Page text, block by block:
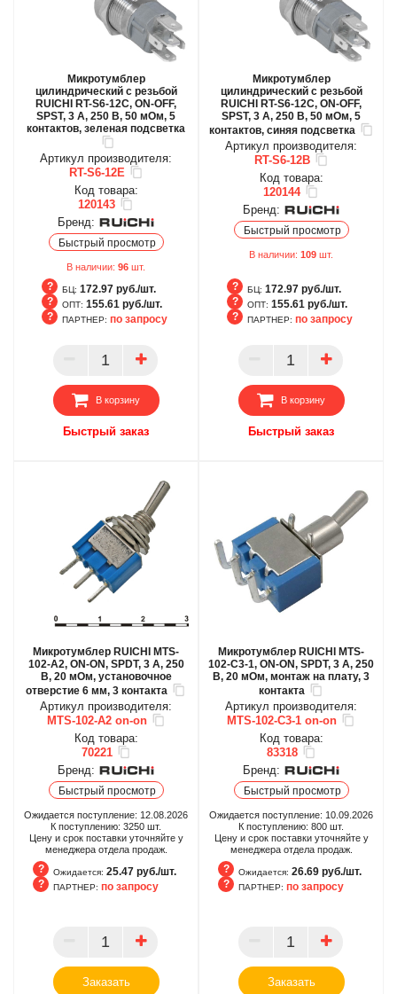
Микротумблер
цилиндрический с резьбой
RUICHI RT-S6-12C, ON-OFF,
SPST, 3 А, 250 В, 50 мОм, 5
контактов, зеленая подсветка
Артикул производителя:
RT-S6-12E
Код товара:
120143
Бренд:
Быстрый просмотр
В наличии: 96 шт.
БЦ: 172.97 руб./шт.
ОПТ: 155.61 руб./шт.
ПАРТНЕР
ПАРТНЕР: по запросу
В корзину
Быстрый заказ
Микротумблер
цилиндрический с резьбой
RUICHI RT-S6-12C, ON-OFF,
SPST, 3 А, 250 В, 50 мОм, 5
контактов, синяя подсветка
Артикул производителя:
RT-S6-12B
Код товара:
120144
Бренд:
Быстрый просмотр
В наличии: 109 шт.
БЦ: 172.97 руб./шт.
ОПТ: 155.61 руб./шт.
ПАРТНЕР
ПАРТНЕР: по запросу
В корзину
Быстрый заказ
Микротумблер RUICHI MTS-
102-A2, ON-ON, SPDT, 3 А, 250
В, 20 мОм, установочное
отверстие 6 мм, 3 контакта
Артикул производителя:
MTS-102-A2 on-on
Код товара:
70221
Бренд:
Быстрый просмотр
Ожидается поступление: 12.08.2026
К поступлению: 3250 шт.
Цену и срок поставки уточняйте у
менеджера отдела продаж.
Ожидается: 25.47 руб./шт.
ПАРТНЕР: по запросу
Заказать
Микротумблер RUICHI MTS-
102-C3-1, ON-ON, SPDT, 3 А, 250
В, 20 мОм, монтаж на плату, 3
контакта
Артикул производителя:
MTS-102-C3-1 on-on
Код товара:
83318
Бренд:
Быстрый просмотр
Ожидается поступление: 10.09.2026
К поступлению: 800 шт.
Цену и срок поставки уточняйте у
менеджера отдела продаж.
Ожидается: 26.69 руб./шт.
ПАРТНЕР: по запросу
Заказать